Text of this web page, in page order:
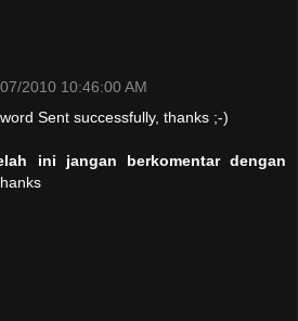
2010 10:46:00 AM
Sent successfully, thanks ;-)
ini jangan berkomentar dengan